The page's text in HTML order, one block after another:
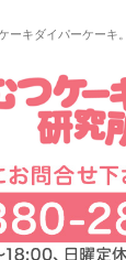
ーキダイパーケーキ。